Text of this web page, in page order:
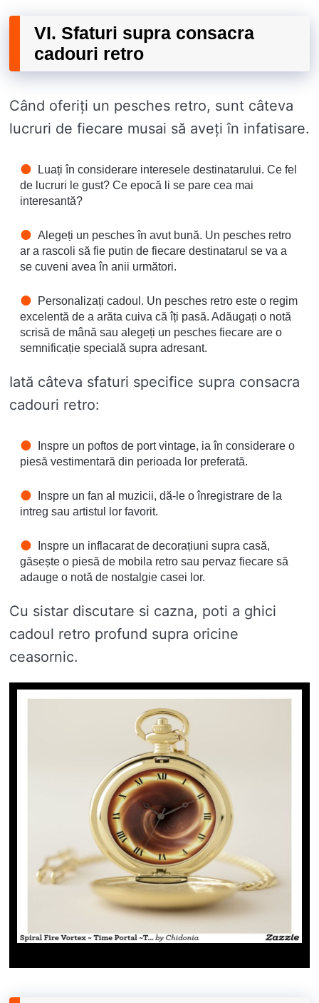
VI. Sfaturi supra consacra
cadouri retro
Când oferiți un pesches retro, sunt câteva
lucruri de fiecare musai să aveți în infatisare.
Luați în considerare interesele destinatarului. Ce fel
de lucruri le gust? Ce epocă li se pare cea mai
interesantă?
Alegeți un pesches în avut bună. Un pesches retro
ar a rascoli să fie putin de fiecare destinatarul se va a
se cuveni avea în anii următori.
Personalizați cadoul. Un pesches retro este o regim
excelentă de a arăta cuiva că îți pasă. Adăugați o notă
scrisă de mână sau alegeți un pesches fiecare are o
semnificație specială supra adresant.
Iată câteva sfaturi specifice supra consacra
cadouri retro:
Inspre un poftos de port vintage, ia în considerare o
piesă vestimentară din perioada lor preferată.
Inspre un fan al muzicii, dă-le o înregistrare de la
intreg sau artistul lor favorit.
Inspre un inflacarat de decorațiuni supra casă,
găsește o piesă de mobila retro sau pervaz fiecare să
adauge o notă de nostalgie casei lor.
Cu sistar discutare si cazna, poti a ghici
cadoul retro profund supra oricine
ceasornic.